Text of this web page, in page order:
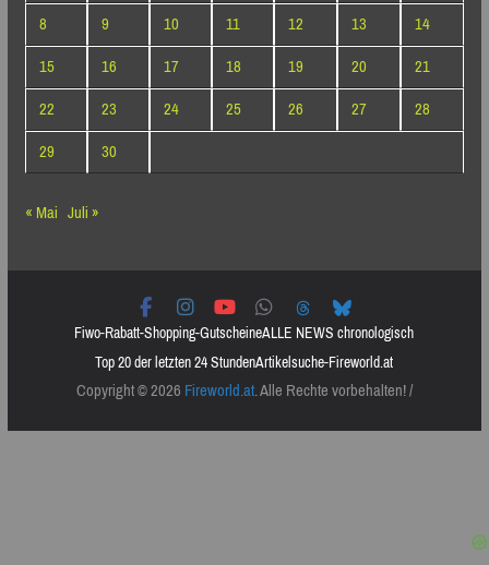
8
9 10 11 12 13
14
15
16 17 18 19 20
21
22
23 24 25 26 27
28
29
30
« Mai Juli »
Fiwo-Rabatt-Shopping-GutscheineALLE NEWS chronologisch
Top 20 der letzten 24 StundenArtikelsuche-Fireworld.at
Copyright © 2026Fireworld.at. Alle Rechte vorbehalten! /